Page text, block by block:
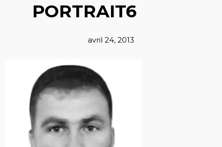
PORTRAIT6
avril 24, 2013